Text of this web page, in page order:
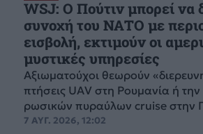
WSJ: Ο Πούτιν μπορεί να
συνοχή του ΝΑΤΟ με
εισβολή, εκτιμούν οι
μυστικές υπηρεσίες
Αξιωματούχοι θεωρούν
πτήσεις UAV στη Ρουμανία ή
ρωσικών πυραύλων cruise στην
7 ΑΥΓ. 2026, 12:02